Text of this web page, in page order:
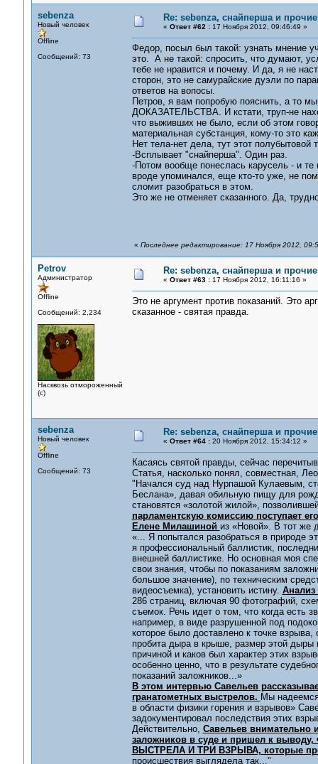
sebenza
Новый человек
Offline
Сообщений: 73
Re: sebenza, снайперша и
« Ответ #62 :17 Ноября 2012, 09:46:49 »
Федор, посыл был такой: узнать мнение
это. А не такой: спросить, что думают,
тебе не нравится и почему. И да, я не
сторон, это не самурайские дуэли по
ответов на вопосы.
Петров, я вам попробую пояснить, а
ДОКАЗАТЕЛЬСТВА. И кстати, труп-не
что выживших не было, если об этом
материальная субстанция, кому-то это
Нет тела-нет дела, тут этот
-Всплывает "снайперша". Один раз.
-Потом вообще понеслась карусель - и
вроде упоминался, еще кто-то уже, не
сломит разобраться в этом.
Это же не отменяет сказанного. Да,
« Последнее редактирование: 17 Ноября 2012,
Petrov
Администратор
Offline
Сообщений: 2,234
Насквозь отмороженный
(с)
Re: sebenza, снайперша и
« Ответ #63 :17 Ноября 2012, 16:11:16 »
Это не аргумент против показаний. Это
сказанное - святая правда.
sebenza
Новый человек
Offline
Сообщений: 73
Re: sebenza, снайперша и
« Ответ #64 :20 Ноября 2012, 15:34:12 »
Касаясь святой правды, сейчас
Статья, насколько понял, совместная,
"Начался суд над Нурпашой Кулаевым,
Беслана», давая обильную пищу для
становятся «золотой жилой»,
парламентскую комиссию поступает
Елене Милашиной из «Новой». В тот же
«... Я попытался разобраться в природе
я профессиональный баллистик,
внешней баллистике. Но основная моя
свои знания, чтобы по показаниям
большое значение), по техническим
видеосъемка), установить истину.
286 страниц, включая 90 фотографий,
съемок. Речь идет о том, что когда есть
например, в виде разрушенной под
которое было доставлено к точке
пробита дыра в крыше, размер этой дыры
причиной и каков был характер этих
особенно ценно, что в результате
показаний заложников...»
В этом интервью Савельев
гранатометных выстрелов. Мы
в области физики горения и взрывов»
задокументировал последствия этих
Действительно, Савельев внимательно
заложников в суде и пришел к
ВЫСТРЕЛА И ТРИ ВЗРЫВА, которые
происшествия выглядела так..."